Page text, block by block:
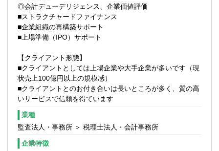
◎会計デューデリジェンス、企業価値評価
■ストラクチャードファイナンス
■企業組織の再構築サポート
■上場準備（IPO）サポート
【クライアント形態】
■クライアントとしては上場企業や大手企業が多いです（現
状売上100億円以上の規模感）
■クライアントとのお付き合いは長いところが多く、質の高
いサービスで信頼を得ています
業種
監査法人・事務所 ＞ 税理士法人・会計事務所
企業特徴